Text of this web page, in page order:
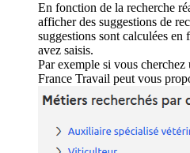
En fonction de la recherche
afficher des suggestions de
suggestions sont calculées
avez saisis.
Par exemple si vous
France Travail peut vous